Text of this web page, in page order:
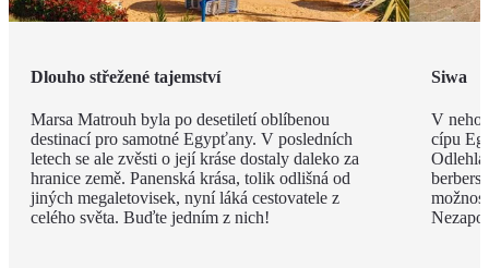
Dlouho střežené tajemství
Marsa Matrouh byla po desetiletí oblíbenou
destinací pro samotné Egypťany. V posledních
letech se ale zvěsti o její kráse dostaly daleko za
hranice země. Panenská krása, tolik odlišná od
jiných megaletovisek, nyní láká cestovatele z
celého světa. Buďte jedním z nich!
Siwa
V
cípu
Odlehlá